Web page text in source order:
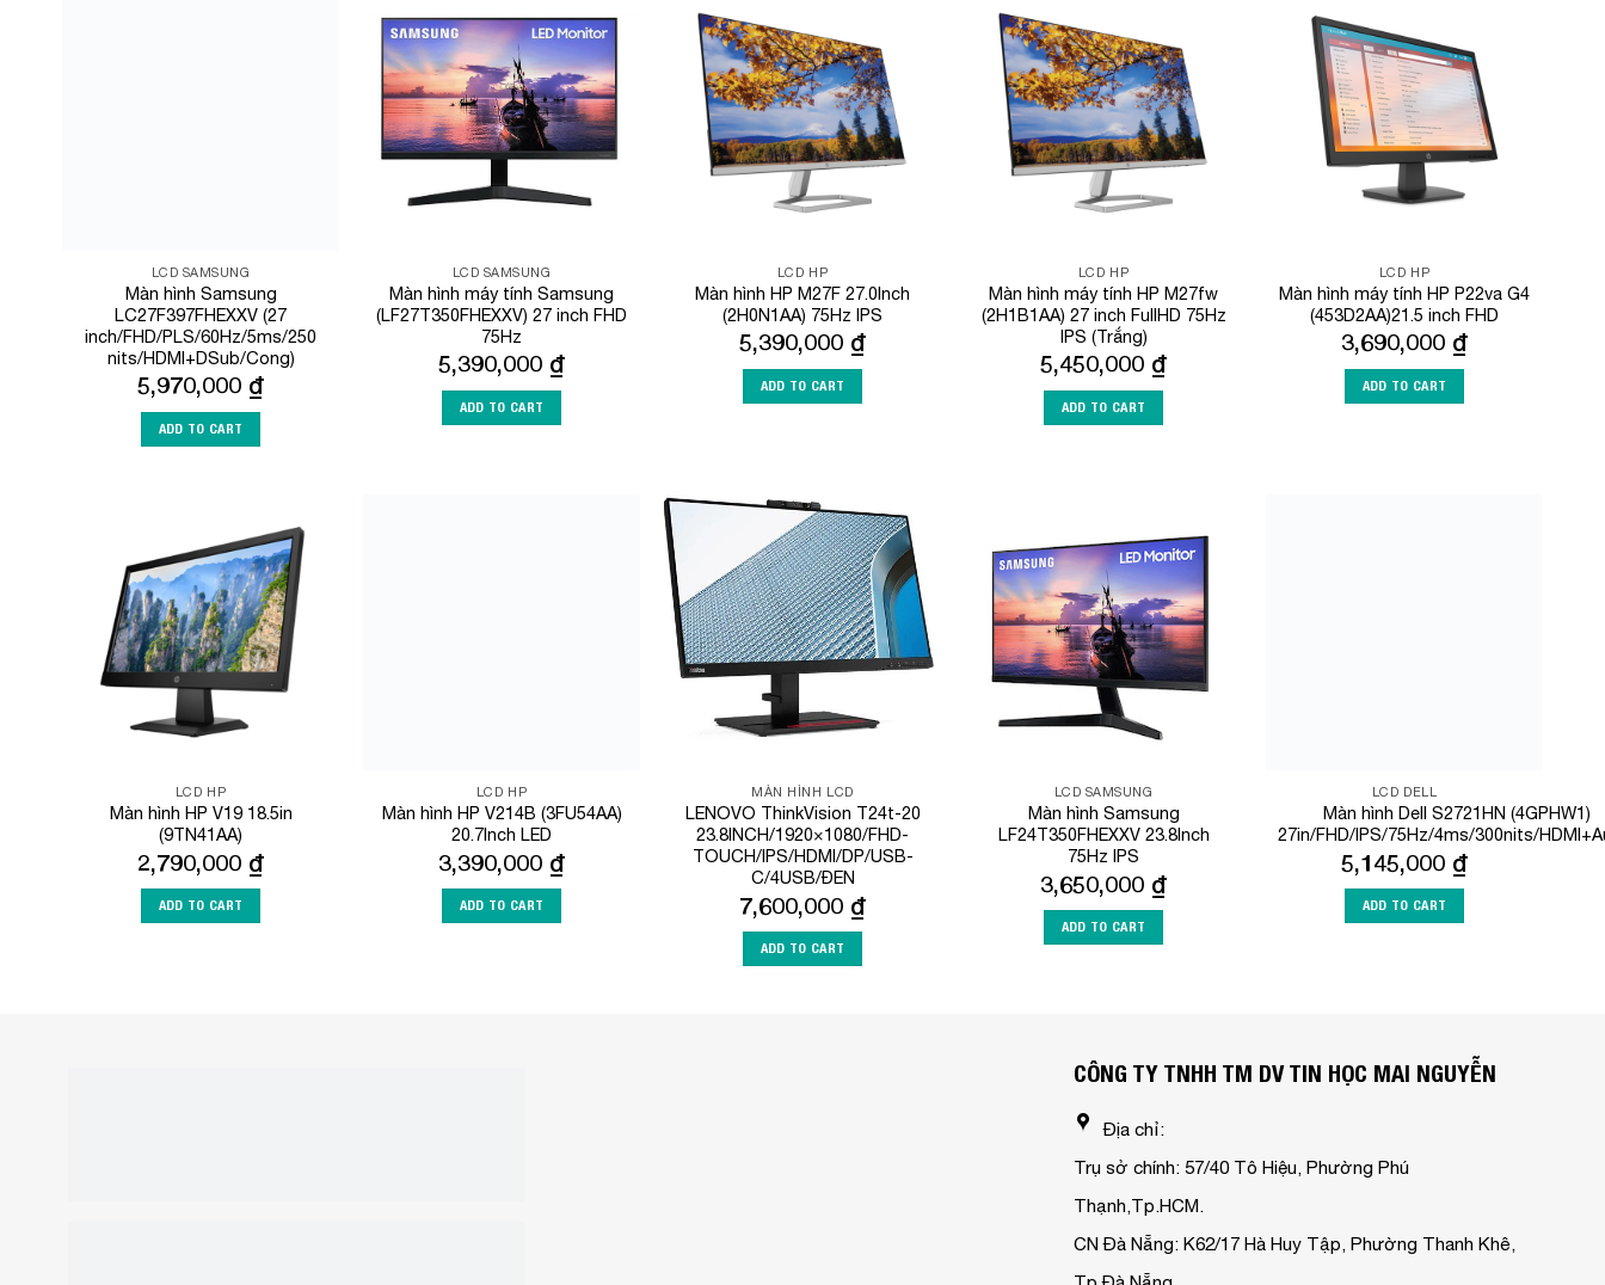
LCD SAMSUNG
Màn hình Samsung
LC27F397FHEXXV (27
inch/FHD/PLS/60Hz/5ms/250
nits/HDMI+DSub/Cong)
5,970,000 ₫
ADD TO CART
Add to
Wishlist
LCD SAMSUNG
Màn hình máy tính Samsung
(LF27T350FHEXXV) 27 inch FHD
75Hz
5,390,000 ₫
ADD TO CART
Wishlist
LCD HP
Màn hình HP M27F 27.0Inch
(2H0N1AA) 75Hz IPS
5,390,000 ₫
ADD TO CART
Wishlist
LCD HP
Màn hình máy tính HP M27fw
(2H1B1AA) 27 inch FullHD 75Hz
IPS (Trắng)
5,450,000 ₫
ADD TO CART
Wishlist
LCD HP
Màn hình máy tính HP P22va G4
(453D2AA)21.5 inch FHD
3,690,000 ₫
ADD TO CART
Add to
Wishlist
LCD HP
Màn hình HP V19 18.5in
(9TN41AA)
2,790,000 ₫
ADD TO CART
LCD HP
Màn hình HP V214B (3FU54AA)
20.7Inch LED
3,390,000 ₫
ADD TO CART
Add to
Wishlist
MÀN HÌNH LCD
LENOVO ThinkVision T24t-20
23.8INCH/1920×1080/FHD-
TOUCH/IPS/HDMI/DP/USB-
C/4USB/ĐEN
7,600,000 ₫
ADD TO CART
Add to
LCD SAMSUNG
Màn hình Samsung
LF24T350FHEXXV 23.8Inch
75Hz IPS
3,650,000 ₫
ADD TO CART
LCD DELL
Màn hình Dell S2721HN (4GPHW1)
27in/FHD/IPS/75Hz/4ms/300nits/
5,145,000 ₫
ADD TO CART
CÔNG TY TNHH TM DV TIN HỌC MAI NGUYỄN
Địa chỉ:
Trụ sở chính: 57/40 Tô Hiệu, Phường Phú
Thạnh,Tp.HCM.
CN Đà Nẵng: K62/17 Hà Huy Tập, Phường Thanh Khê,